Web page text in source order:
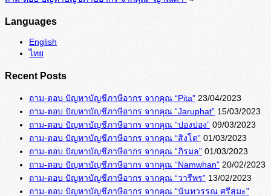
Languages
English
ไทย
Recent Posts
ถาม-ตอบ ปัญหาบัญชีภาษีอากร จากคุณ “Pita” 23/04/2023
ถาม-ตอบ ปัญหาบัญชีภาษีอากร จากคุณ “Jaruphat” 15/03/2023
ถาม-ตอบ ปัญหาบัญชีภาษีอากร จากคุณ “ปองปอง” 09/03/2023
ถาม-ตอบ ปัญหาบัญชีภาษีอากร จากคุณ “สิงโต” 01/03/2023
ถาม-ตอบ ปัญหาบัญชีภาษีอากร จากคุณ “ภิรมล” 01/03/2023
ถาม-ตอบ ปัญหาบัญชีภาษีอากร จากคุณ “Namwhan” 20/02/2023
ถาม-ตอบ ปัญหาบัญชีภาษีอากร จากคุณ “วารีพร” 13/02/2023
ถาม-ตอบ ปัญหาบัญชีภาษีอากร จากคุณ “นันทวรรณ ศรีสุมะ”